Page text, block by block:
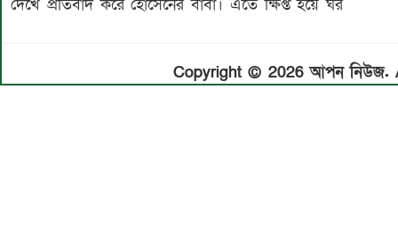
দেখে প্রতিবাদ করে হোসেনের বাবা। এতে ক্ষিপ্ত হয়ে ঘর
Copyright © 2026 আপন নিউজ.